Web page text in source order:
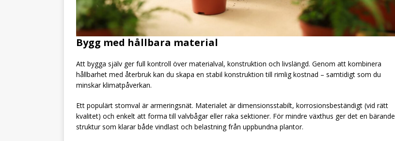
Bygg med hållbara material
Att bygga själv ger full kontroll över materialval, konstruktion och livslängd. Genom att kombinera
hållbarhet med återbruk kan du skapa en stabil konstruktion till rimlig kostnad – samtidigt som du
minskar klimatpåverkan.
Ett populärt stomval är armeringsnät. Materialet är dimensionsstabilt, korrosionsbeständigt (vid rätt
kvalitet) och enkelt att forma till valvbågar eller raka sektioner. För mindre växthus ger det en bärande
struktur som klarar både vindlast och belastning från uppbundna plantor.